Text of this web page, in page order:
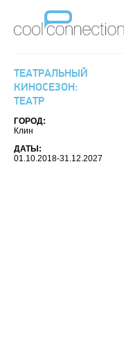
ТЕАТРАЛЬНЫЙ
КИНОСЕЗОН:
ТЕАТР
ГОРОД:
Клин
ДАТЫ:
01.10.2018-31.12.2027